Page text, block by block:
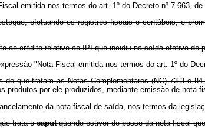
emitida nos termos do art. 1º do Decreto nº 7.663,
efetuando os registros fiscais e contábeis, e
ao crédito relativo ao IPI que incidiu na saída efetiva
"Nota Fiscal emitida nos termos do art. 1º do
que tratam as Notas Complementares (NC) 73-3 e
produtos por ele produzidos, mediante emissão de nota
da nota fiscal de saída, nos termos da
trata ocaputquando estiver de posse da nota fiscal